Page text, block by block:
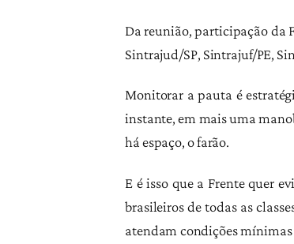
Da reunião, participação da
Sintrajud/SP, Sintrajuf/PE,
Monitorar a pauta é
instante, em mais uma
há espaço, o farão.
E é isso que a Frente quer
brasileiros de todas as
atendam condições